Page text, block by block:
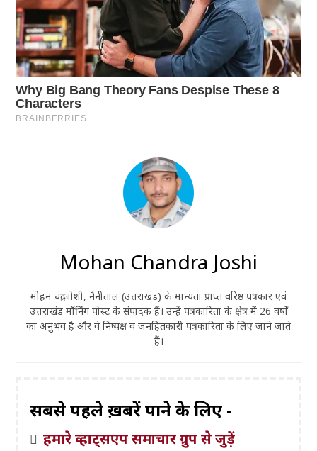
Mohan Chandra Joshi
मोहन चंद्र जोशी, नैनीताल (उत्तराखंड) के मान्यता प्राप्त वरिष्ठ पत्रकार एवं
उत्तराखंड मॉर्निंग पोस्ट के संपादक हैं। उन्हें पत्रकारिता के क्षेत्र में 26 वर्षों
का अनुभव है और वे निष्पक्ष व जनहितकारी पत्रकारिता के लिए जाने जाते
हैं।
सबसे पहले ख़बरें पाने के लिए -
हमारे व्हाट्सएप समाचार ग्रुप से जुड़ें